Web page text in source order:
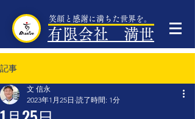
笑顔と感謝に満ちた世界を。
有限会社 満世
記事
文 信永
2023年1月25日 読了時間: 1分